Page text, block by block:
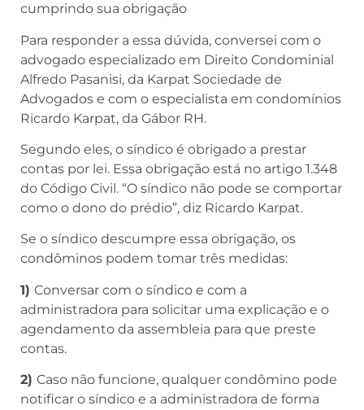
cumprindo sua obrigação
Para responder a essa dúvida, conversei com o
advogado especializado em Direito Condominial
Alfredo Pasanisi, da Karpat Sociedade de
Advogados e com o especialista em condomínios
Ricardo Karpat, da Gábor RH.
Segundo eles, o síndico é obrigado a prestar
contas por lei. Essa obrigação está no artigo 1.348
do Código Civil. “O síndico não pode se comportar
como o dono do prédio”, diz Ricardo Karpat.
Se o síndico descumpre essa obrigação, os
condôminos podem tomar três medidas:
1) Conversar com o síndico e com a
administradora para solicitar uma explicação e o
agendamento da assembleia para que preste
contas.
2) Caso não funcione, qualquer condômino pode
notificar o síndico e a administradora de forma